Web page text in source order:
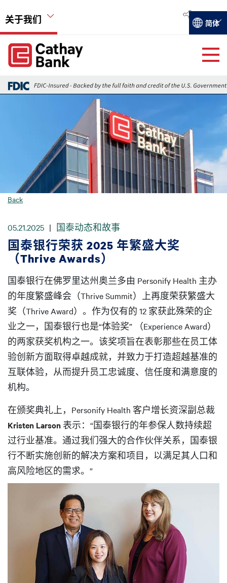
关于我们
Global Header Hierarchy Menu
Select简体
Global Header Hierarchy Menu
关于国泰银行
就业机会
Back
05.21.2025 | 国泰动态和故事
国泰银行荣获 2025 年繁盛大奖
（Thrive Awards）
国泰银行在佛罗里达州奥兰多由 Personify Health 主办
的年度繁盛峰会（Thrive Summit）上再度荣获繁盛大
奖（Thrive Award）。作为仅有的 12 家获此殊荣的企
业之一，国泰银行也是“体验奖” （Experience Award）
的两家获奖机构之一。该奖项旨在表彰那些在员工体
验创新方面取得卓越成就，并致力于打造超越基准的
互联体验，从而提升员工忠诚度、信任度和满意度的
机构。
在颁奖典礼上，Personify Health 客户增长资深副总裁
Kristen Larson 表示：“国泰银行的年参保人数持续超
过行业基准。通过我们强大的合作伙伴关系，国泰银
行不断实施创新的解决方案和项目，以满足其人口和
高风险地区的需求。”